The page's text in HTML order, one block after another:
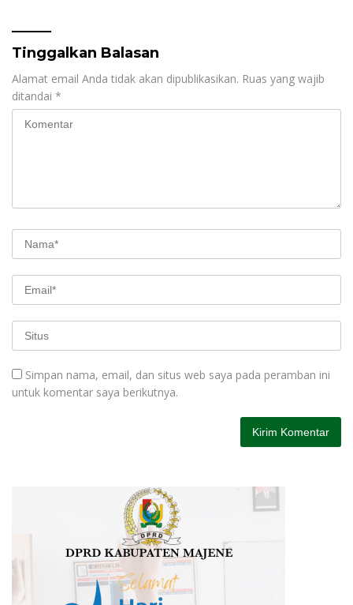
Tinggalkan Balasan
Alamat email Anda tidak akan dipublikasikan. Ruas yang wajib
ditandai *
Simpan nama, email, dan situs web saya pada peramban ini
untuk komentar saya berikutnya.